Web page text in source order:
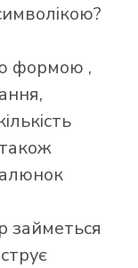
формою ,
займеться